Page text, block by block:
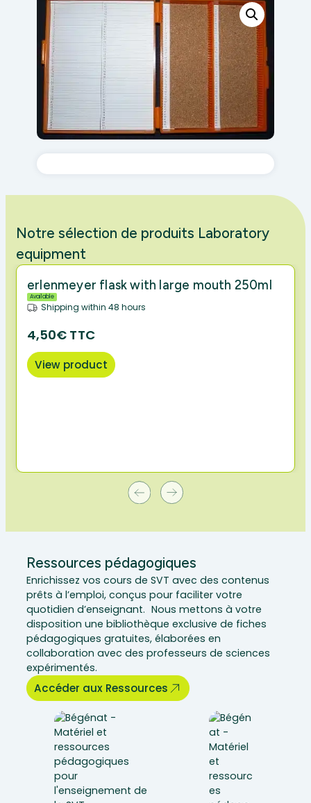
Notre sélection de produits Laboratory
equipment
erlenmeyer flask with large mouth 250ml
Available
Shipping within 48 hours
4,50€ TTC
View product
Ressources pédagogiques
Enrichissez vos cours de SVT avec des contenus
prêts à l’emploi, conçus pour faciliter votre
quotidien d’enseignant. Nous mettons à votre
disposition une bibliothèque exclusive de fiches
pédagogiques gratuites, élaborées en
collaboration avec des professeurs de sciences
expérimentés.
Accéder aux Ressources